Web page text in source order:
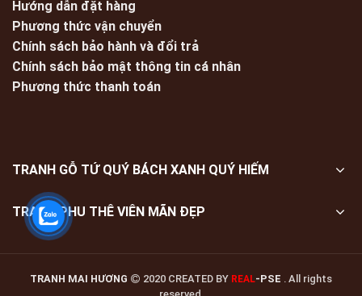
Hướng dẫn đặt hàng
Phương thức vận chuyển
Chính sách bảo hành và đổi trả
Chính sách bảo mật thông tin cá nhân
Phương thức thanh toán
TRANH GỖ TỨ QUÝ BÁCH XANH QUÝ HIẾM
TRANH PHU THÊ VIÊN MÃN ĐẸP
TRANH MAI HƯƠNG 2020 CREATED BY REAL-PSE . All rights
reserved.